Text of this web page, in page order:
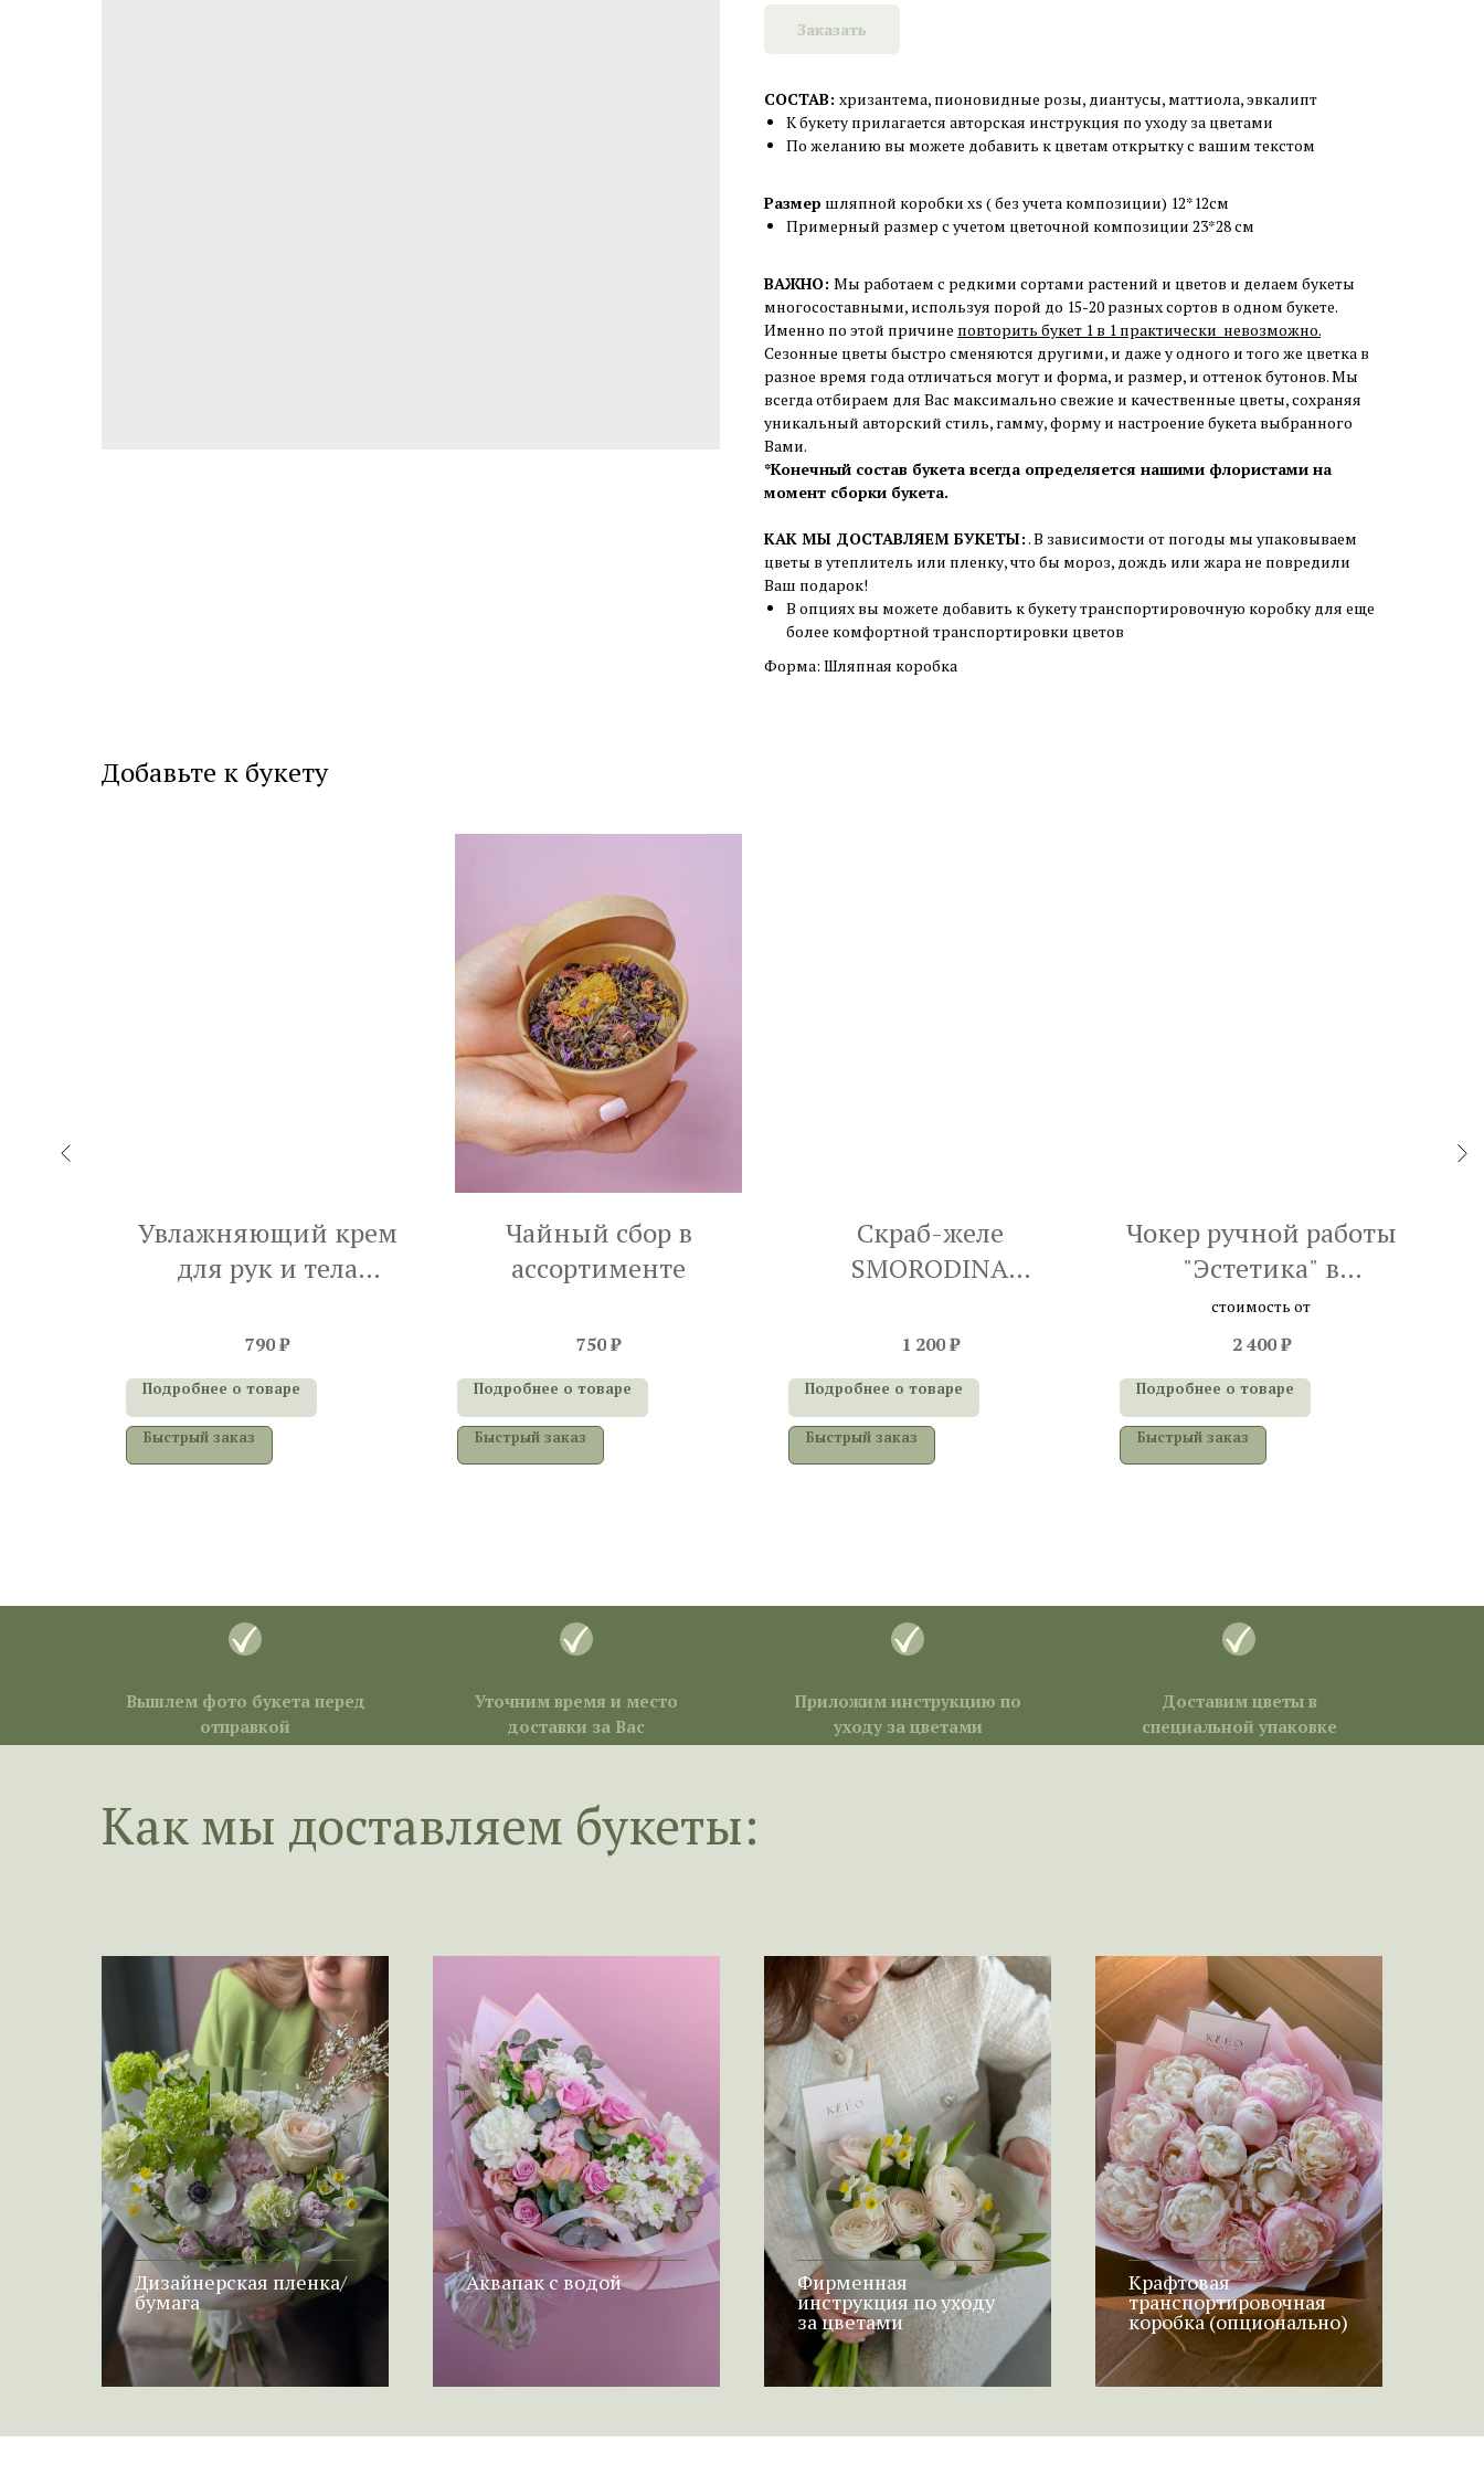
Заказать
СОСТАВ: хризантема, пионовидные розы, диантусы, маттиола, эвкалипт
К букету прилагается авторская инструкция по уходу за цветами
По желанию вы можете добавить к цветам открытку с вашим текстом
Размер шляпной коробки xs ( без учета композиции) 12*12см
Примерный размер с учетом цветочной композиции 23*28 cм
ВАЖНО: Мы работаем с редкими сортами растений и цветов и делаем букеты
многосоставными, используя порой до 15-20 разных сортов в одном букете.
Именно по этой причине повторить букет 1 в 1 практически невозможно.
Сезонные цветы быстро сменяются другими, и даже у одного и того же цветка в
разное время года отличаться могут и форма, и размер, и оттенок бутонов. Мы
всегда отбираем для Вас максимально свежие и качественные цветы, сохраняя
уникальный авторский стиль, гамму, форму и настроение букета выбранного
Вами.
*Конечный состав букета всегда определяется нашими флористами на
момент сборки букета.
КАК МЫ ДОСТАВЛЯЕМ БУКЕТЫ:. В зависимости от погоды мы упаковываем
цветы в утеплитель или пленку, что бы мороз, дождь или жара не повредили
Ваш подарок!
В опциях вы можете добавить к букету транспортировочную коробку для еще
более комфортной транспортировки цветов
Форма: Шляпная коробка
Добавьте к букету
Увлажняющий крем
для рук и тела
790₽
Подробнее о товаре
Быстрый заказ
Чайный сбор в
ассортименте
750₽
Подробнее о товаре
Быстрый заказ
Скраб-желе
SMORODINA
300 g
1 200 ₽
Подробнее о товаре
Быстрый заказ
Чокер ручной работы
"Эстетика" в
ассортименте
стоимость от
2 400 ₽
Подробнее о товаре
Быстрый заказ
Вышлем фото букета перед
отправкой
Уточним время и место
доставки за Вас
Приложим инструкцию по
уходу за цветами
Доставим цветы в
специальной упаковке
Как мы доставляем букеты:
Дизайнерская пленка/
бумага
Аквапак с водой Фирменная
инструкция по уходу
за цветами
Крафтовая
транспортировочная
коробка (опционально)